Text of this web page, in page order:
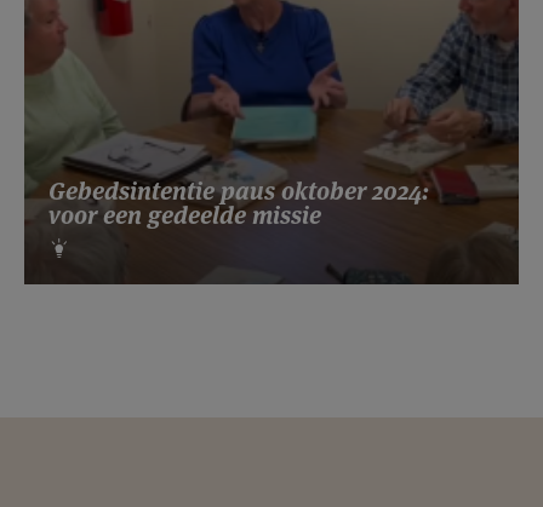
Gebedsintentie paus oktober 2024:
voor een gedeelde missie